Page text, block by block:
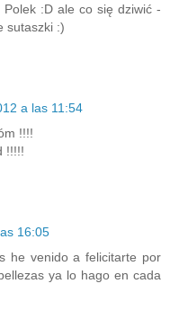
Polek :D ale co się dziwić -
sutaszki :)
a las 11:54
!!!!
!!!!!
16:05
he venido a felicitarte por
ya lo hago en cada